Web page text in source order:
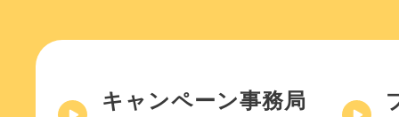
キャンペーン事務局